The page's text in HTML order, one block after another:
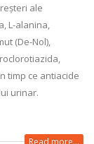
ale
L-alanina,
(De-Nol),
timp ce antiacide
urinar.
Read more...